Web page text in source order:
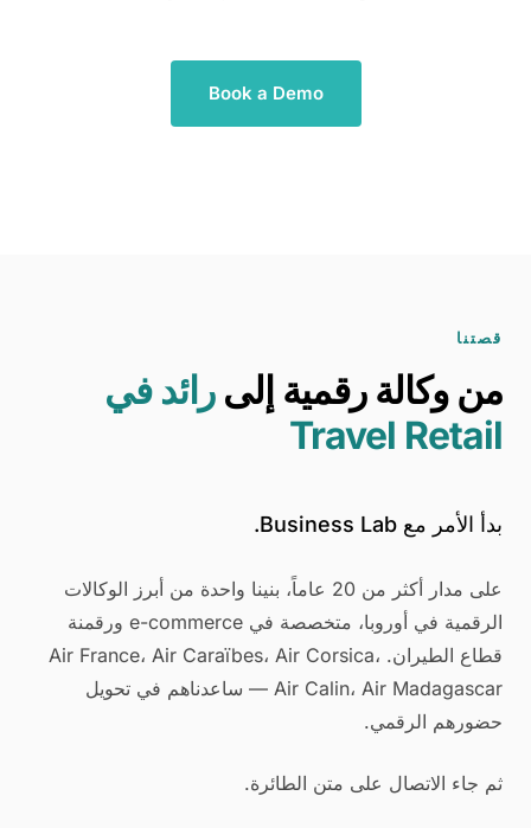
Book a Demo
قصتنا
من وكالة رقمية إلىرائد في
Travel Retail
بدأ الأمر مع Business Lab.
على مدار أكثر من 20 عاماً، بنينا واحدة من أبرز الوكالات
الرقمية في أوروبا، متخصصة في e-commerce ورقمنة
قطاع الطيران. Air France، Air Caraïbes، Air Corsica،
Air Calin، Air Madagascar — ساعدناهم في تحويل
حضورهم الرقمي.
ثم جاء الاتصال على متن الطائرة.